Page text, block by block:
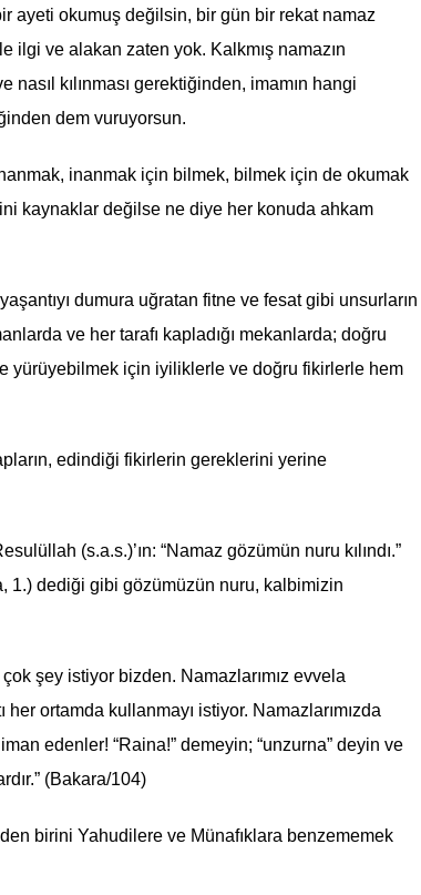
ayeti okumuş değilsin, bir gün bir rekat namaz
ilgi ve alakan zaten yok. Kalkmış namazın
kılınması gerektiğinden, imamın hangi
dem vuruyorsun.
inanmak için bilmek, bilmek için de okumak
kaynaklar değilse ne diye her konuda ahkam
dumura uğratan fitne ve fesat gibi unsurların
ve her tarafı kapladığı mekanlarda; doğru
yürüyebilmek için iyiliklerle ve doğru fikirlerle hem
edindiği fikirlerin gereklerini yerine
(s.a.s.)’ın: “Namaz gözümün nuru kılındı.”
1.) dediği gibi gözümüzün nuru, kalbimizin
şey istiyor bizden. Namazlarımız evvela
ortamda kullanmayı istiyor. Namazlarımızda
edenler! “Raina!” demeyin; “unzurna” deyin ve
(Bakara/104)
birini Yahudilere ve Münafıklara benzememek